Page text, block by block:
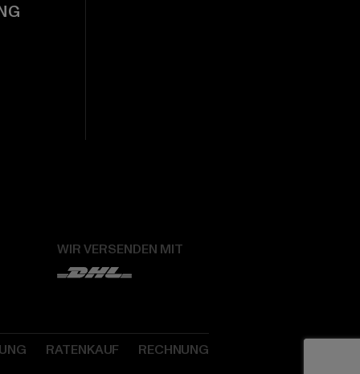
WIR VERSENDEN MIT
RATENKAUF RECHNUNG